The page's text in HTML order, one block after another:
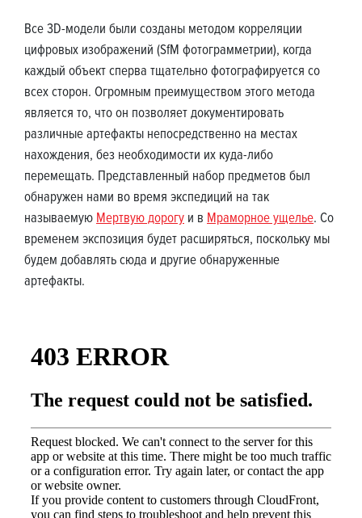
Все 3D-модели были созданы методом корреляции
цифровых изображений (SfM фотограмметрии), когда
каждый объект сперва тщательно фотографируется со
всех сторон. Огромным преимуществом этого метода
является то, что он позволяет документировать
различные артефакты непосредственно на местах
нахождения, без необходимости их куда-либо
перемещать. Представленный набор предметов был
обнаружен нами во время экспедиций на так
называемуюМертвую дорогу и в Мраморное ущелье. Со
временем экспозиция будет расширяться, поскольку мы
будем добавлять сюда и другие обнаруженные
артефакты.